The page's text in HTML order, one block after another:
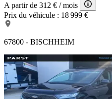
A partir de 312 € / mois
Prix du véhicule : 18 999 €
67800 - BISCHHEIM